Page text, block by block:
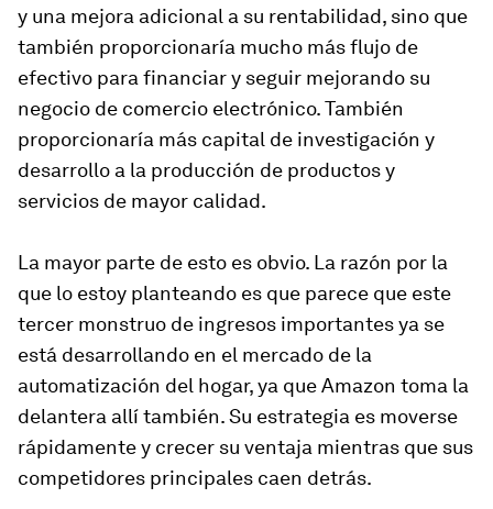
y una mejora adicional a su rentabilidad, sino que
también proporcionaría mucho más flujo de
efectivo para financiar y seguir mejorando su
negocio de comercio electrónico. También
proporcionaría más capital de investigación y
desarrollo a la producción de productos y
servicios de mayor calidad.
La mayor parte de esto es obvio. La razón por la
que lo estoy planteando es que parece que este
tercer monstruo de ingresos importantes ya se
está desarrollando en el mercado de la
automatización del hogar, ya que Amazon toma la
delantera allí también. Su estrategia es moverse
rápidamente y crecer su ventaja mientras que sus
competidores principales caen detrás.